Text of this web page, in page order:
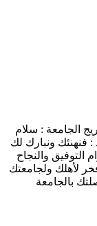
الجامعة : سلام
: فنهنئك ونبارك لك
التوفيق والنجاح
لأهلك ولجامعتك
بالجامعة